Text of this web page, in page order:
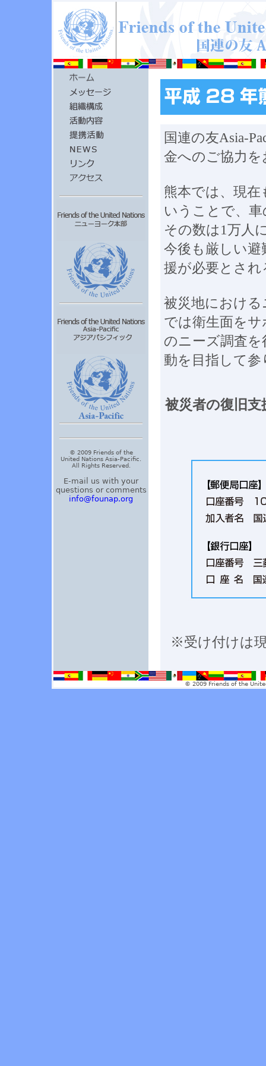
© 2009 Friends of the
United Nations Asia-Pacific.
All Rights Reserved.
E-mail us with your
questions or comments
info@founap.org
国連の友Asia-
金へのご協力
熊本では、現
いうことで、
その数は1万人
今後も厳しい
援が必要とさ
被災地におけ
では衛生面を
のニーズ調査
動を目指して参
被災者の復旧
※受け付けは
© 2009 Friends of the